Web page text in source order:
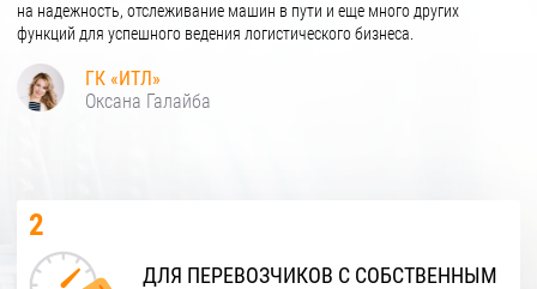
на надежность, отслеживание машин в пути и еще много других
функций для успешного ведения логистического бизнеса.
ГК «ИТЛ»
Оксана Галайба
2
ДЛЯ ПЕРЕВОЗЧИКОВ С СОБСТВЕННЫМ